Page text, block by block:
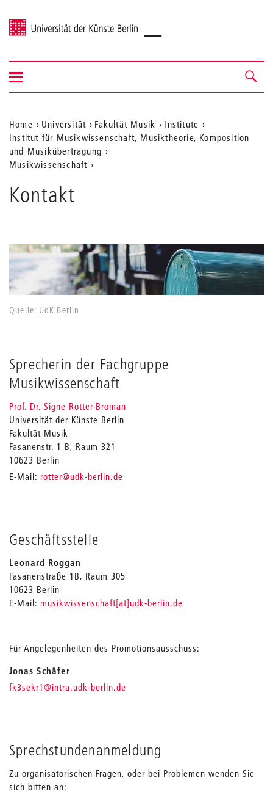
Universität der Künste Berlin
Navigation &
Suche
Navigation
ein-/ausblenden
Aktuelle
Position
auf
der
Webseite
Home Universität Fakultät Musik
Institute
Institut für Musikwissenschaft, Musiktheorie, Komposition
und Musikübertragung
Musikwissenschaft
Kontakt
Quelle: UdK Berlin
Sprecherin der Fachgruppe
Musikwissenschaft
Prof. Dr. Signe Rotter-Broman
Universität der Künste Berlin
Fakultät Musik
Fasanenstr. 1 B, Raum 321
10623 Berlin
E-Mail: rotter_
@udk-berlin.de
Geschäftsstelle
Leonard Roggan
Fasanenstraße 1B, Raum 305
10623 Berlin
E-Mail: musikwissenschaft[at]udk-berlin.de
Für Angelegenheiten des Promotionsausschuss:
Jonas Schäfer
fk3sekr1_
@intra.udk-berlin.de
Sprechstundenanmeldung
Zu organisatorischen Fragen, oder bei Problemen wenden Sie
sich bitten an: